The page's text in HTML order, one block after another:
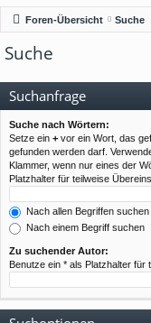
ne
llz
ug
rif
f
en
Foren-Übersicht Suche
Suche
Suchanfrage
Suche nach Wörtern:
Setze ein + vor ein Wort, das
gefunden werden darf.
Klammer, wenn nur eines der
Platzhalter für teilweise
Nach allen Begriffen
Nach einem Begriff suchen
Zu suchender Autor:
Benutze ein * als Platzhalter für